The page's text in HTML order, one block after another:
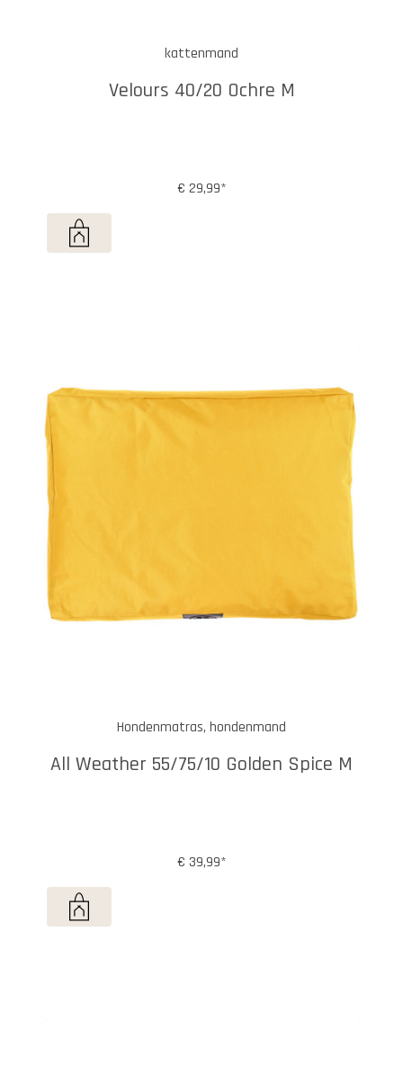
kattenmand
Velours 40/20 Ochre M
€ 29,99*
Hondenmatras, hondenmand
All Weather 55/75/10 Golden Spice M
€ 39,99*